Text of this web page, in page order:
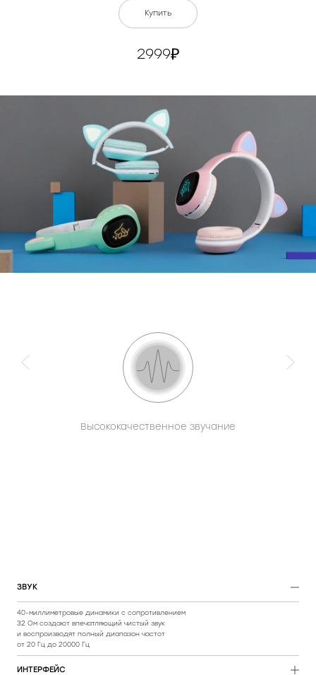
розовый
DC 5В, от встроенного
Диапазон воспроизводимых
20 Гц - 20 кГц
Мощность динамиков, мВт 35
Диаметр широкополосных
110 дБ ± 3 дБ
Аккумулятор, мАч
Интерфейсы
micro-USB, слот microSD,
наушники, USB-кабель,
аудиокабель, документация
Функция гарнитуры да
Купить
2999
КУПИТЬ
Высококачественное звучание
ЗВУК
40-миллиметровые динамики с сопротивлением
32 Ом создают впечатляющий чистый звук
и воспроизводят полный диапазон частот
от 20 Гц до 20000 Гц
ИНТЕРФЕЙС